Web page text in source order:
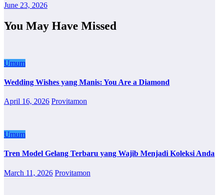
June 23, 2026
You May Have Missed
Umum
Wedding Wishes yang Manis: You Are a Diamond
April 16, 2026 Provitamon
Umum
Tren Model Gelang Terbaru yang Wajib Menjadi Koleksi Anda
March 11, 2026 Provitamon